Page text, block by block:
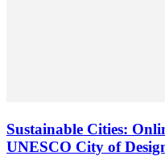
Sustainable Cities:
UNESCO City of